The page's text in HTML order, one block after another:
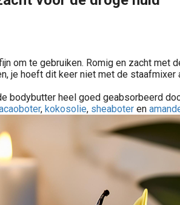
om te gebruiken. Romig en zacht met
je hoeft dit keer niet met de
bodybutter heel goed geabsorbeerd
, kokosolie, sheaboter en